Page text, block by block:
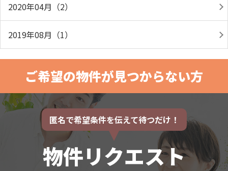
2020年04月（2）
2019年08月（1）
ご希望の物件が見つからない方
匿名で希望条件を伝えて待つだけ！
物件リクエスト